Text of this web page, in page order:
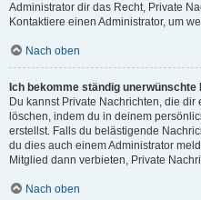
Administrator dir das Recht, Private
Kontaktiere einen Administrator, um
Nach oben
Ich bekomme ständig
Du kannst Private Nachrichten, die
löschen, indem du in deinem
erstellst. Falls du belästigende
du dies auch einem Administrator
Mitglied dann verbieten, Private
Nach oben